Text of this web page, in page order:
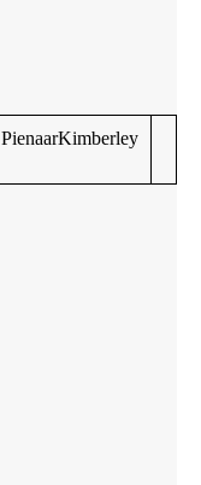
PienaarKimberley